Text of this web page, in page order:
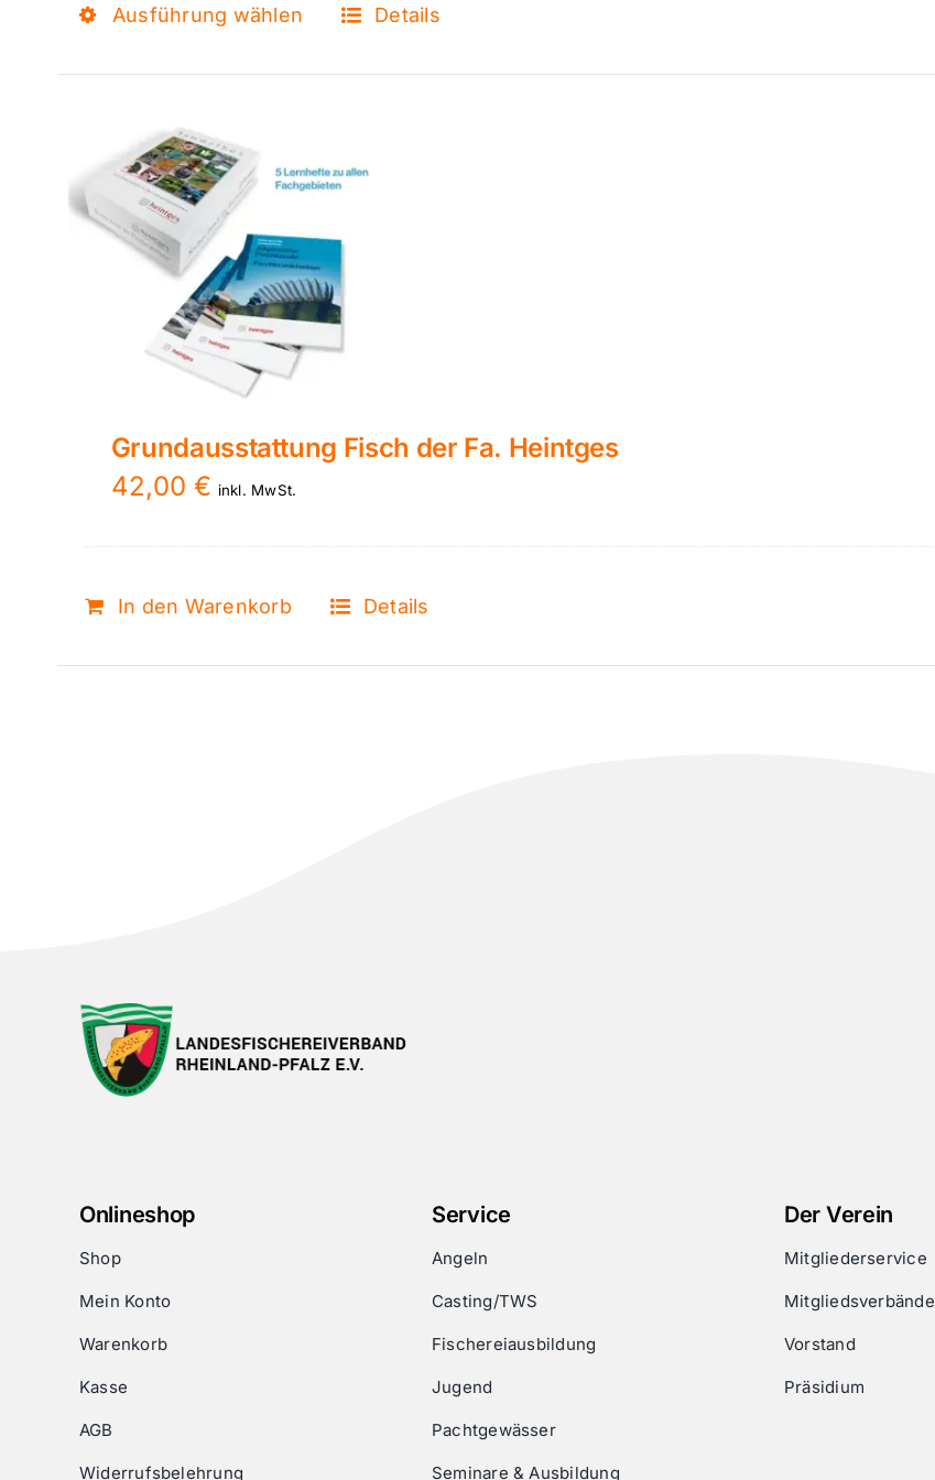
Ausführung wählen
Dieses
weist
Die
können
auf
der
Details
Grundausstattung Fisch der Fa. Heintges
42,00€ inkl. MwSt.
In den Warenkorb Details
Onlineshop
Shop
Mein Konto
Warenkorb
Kasse
AGB
Widerrufsbelehrung
Service
Angeln
Casting/TWS
Fischereiausbildung
Jugend
Pachtgewässer
Seminare & Ausbildung
Der Verein
Mitgliederservice
Mitgliedsverbände
Vorstand
Präsidium